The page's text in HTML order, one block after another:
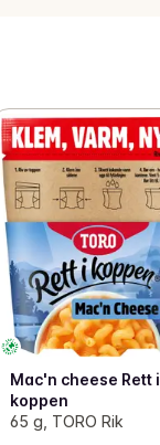
Mac'n cheese Rett i
koppen
65 g, TORO Rik